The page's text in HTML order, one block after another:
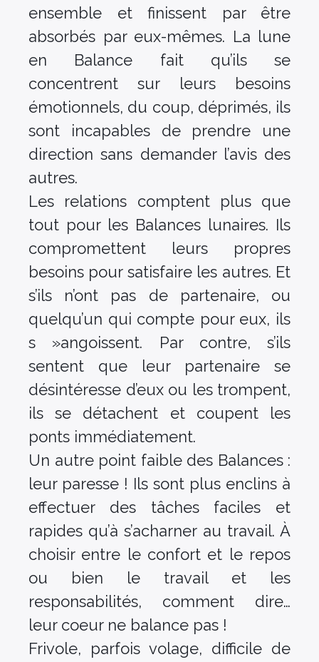
ensemble et finissent par être
absorbés par eux-mêmes. La lune
en Balance fait qu’ils se
concentrent sur leurs besoins
émotionnels, du coup, déprimés, ils
sont incapables de prendre une
direction sans demander l’avis des
autres.
Les relations comptent plus que
tout pour les Balances lunaires. Ils
compromettent leurs propres
besoins pour satisfaire les autres. Et
s’ils n’ont pas de partenaire, ou
quelqu’un qui compte pour eux, ils
s »angoissent. Par contre, s’ils
sentent que leur partenaire se
désintéresse d’eux ou les trompent,
ils se détachent et coupent les
ponts immédiatement.
Un autre point faible des Balances :
leur paresse ! Ils sont plus enclins à
effectuer des tâches faciles et
rapides qu’à s’acharner au travail. À
choisir entre le confort et le repos
ou bien le travail et les
responsabilités, comment dire…
leur coeur ne balance pas !
Frivole, parfois volage, difficile de